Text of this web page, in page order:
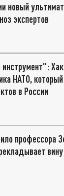
новый
экспертов
инструмент":
НАТО,
в России
профессора